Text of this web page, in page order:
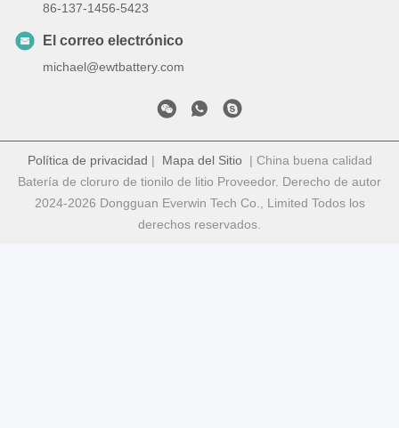
86-137-1456-5423
El correo electrónico
michael@ewtbattery.com
Política de privacidad | Mapa del Sitio| China buena calidad
Batería de cloruro de tionilo de litio Proveedor. Derecho de autor
2024-2026 Dongguan Everwin Tech Co., Limited Todos los
derechos reservados.